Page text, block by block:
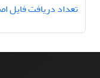
تعداد دریافت فایل